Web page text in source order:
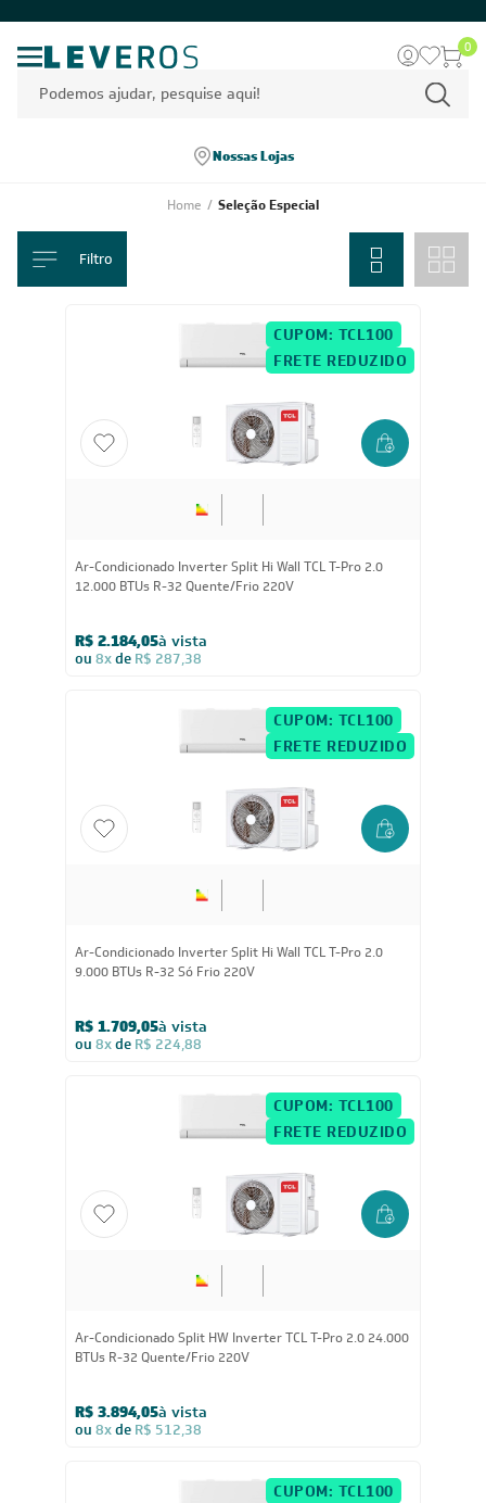
0
Nossas Lojas
Home / Seleção Especial
Filtro
CUPOM: TCL100
FRETE REDUZIDO
Ar-Condicionado Inverter Split Hi Wall TCL T-Pro 2.0
12.000 BTUs R-32 Quente/Frio 220V
R$ 2.184,05à vista
ou 8xde R$ 287,38
CUPOM: TCL100
FRETE REDUZIDO
Ar-Condicionado Inverter Split Hi Wall TCL T-Pro 2.0
9.000 BTUs R-32 Só Frio 220V
R$ 1.709,05à vista
ou 8xde R$ 224,88
CUPOM: TCL100
FRETE REDUZIDO
Ar-Condicionado Split HW Inverter TCL T-Pro 2.0 24.000
BTUs R-32 Quente/Frio 220V
R$ 3.894,05à vista
ou 8xde R$ 512,38
CUPOM: TCL100